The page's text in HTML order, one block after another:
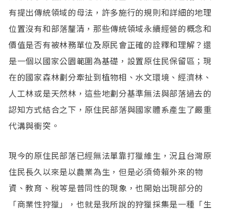
有提出傳統領域的母法，許多施行的規則和詳細的地理
位置沒有和部落釐清，那些傳統領域永續經營的概念和
價值是否有被林務單位及原民會正確的詮釋和理解？還
是一個以國家公園範圍為基礎，設置原住民保留區；現
在的國家森林劃分牽扯到植物相、水文環境、經濟林、
人工林或是天然林，這些地劃分基準無法與部落過去的
認知方式結合之下，原住民部落與國家體系產生了嚴重
代溝與衝突。
現今的原住民部落已經無法單靠打獵維生，況且台灣原
住民長久以來是以農業為生，但是必須倚賴外來的物
資、教育、稅等是普同性的現象，也開始出現部分的
「商業性狩獵」，也就是我所說的狩獵採集是一種「生